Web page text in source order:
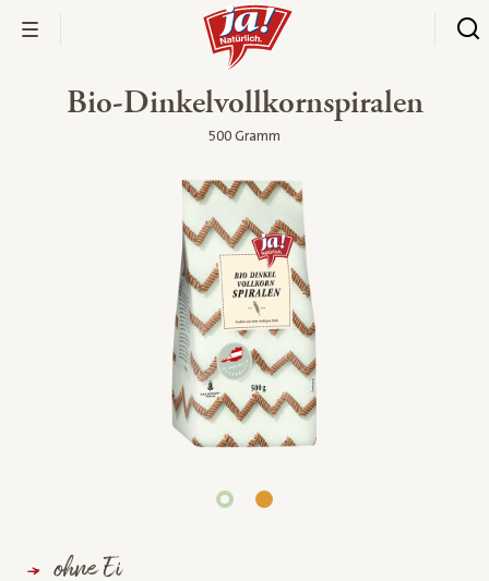
Bio-Dinkelvollkornspiralen
500 Gramm
ohne Ei